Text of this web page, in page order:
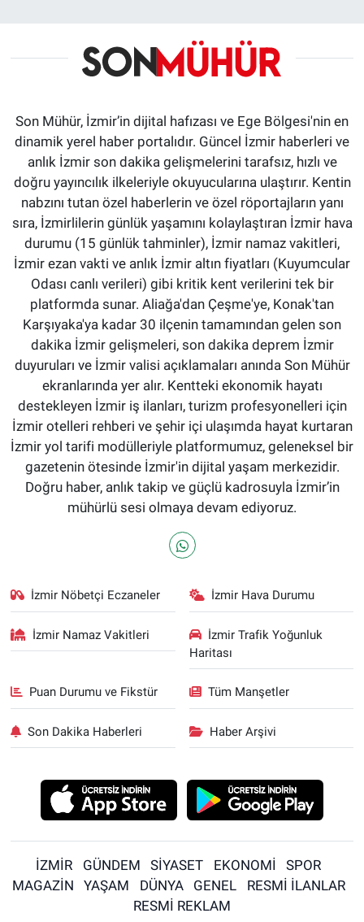
Son Mühür, İzmir’in dijital hafızası ve Ege Bölgesi'nin en
dinamik yerel haber portalıdır. Güncel İzmir haberleri ve
anlık İzmir son dakika gelişmelerini tarafsız, hızlı ve
doğru yayıncılık ilkeleriyle okuyucularına ulaştırır. Kentin
nabzını tutan özel haberlerin ve özel röportajların yanı
sıra, İzmirlilerin günlük yaşamını kolaylaştıran İzmir hava
durumu (15 günlük tahminler), İzmir namaz vakitleri,
İzmir ezan vakti ve anlık İzmir altın fiyatları (Kuyumcular
Odası canlı verileri) gibi kritik kent verilerini tek bir
platformda sunar. Aliağa'dan Çeşme'ye, Konak'tan
Karşıyaka'ya kadar 30 ilçenin tamamından gelen son
dakika İzmir gelişmeleri, son dakika deprem İzmir
duyuruları ve İzmir valisi açıklamaları anında Son Mühür
ekranlarında yer alır. Kentteki ekonomik hayatı
destekleyen İzmir iş ilanları, turizm profesyonelleri için
İzmir otelleri rehberi ve şehir içi ulaşımda hayat kurtaran
İzmir yol tarifi modülleriyle platformumuz, geleneksel bir
gazetenin ötesinde İzmir'in dijital yaşam merkezidir.
Doğru haber, anlık takip ve güçlü kadrosuyla İzmir’in
mühürlü sesi olmaya devam ediyoruz.
İzmir Nöbetçi Eczaneler İzmir Hava Durumu
İzmir Namaz Vakitleri
İzmir Trafik Yoğunluk
Haritası
Puan Durumu ve Fikstür Tüm Manşetler
Son Dakika Haberleri Haber Arşivi
İZMİR GÜNDEM SİYASET EKONOMİ
SPOR
MAGAZİN
YAŞAM DÜNYA GENEL
RESMİ İLANLAR
RESMİ REKLAM